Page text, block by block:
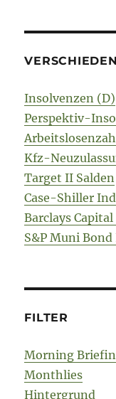
Insolvenzen (D)
Perspektiv-
Kfz-
Target II Salden
Case-Shiller
Barclays
S&P Muni
FILTER
Morning
Monthlies
Hintergrund